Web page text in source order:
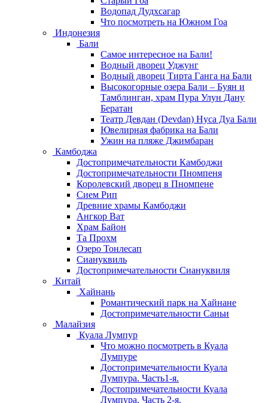
Водопад Дудхсагар
Что посмотреть на Южном Гоа
Индонезия
Бали
Самое интересное на Бали!
Водный дворец Уджунг
Водный дворец Тирта Ганга на Бали
Высокогорные озера Бали – Буян и
Тамблинган, храм Пура Улун Дану
Бератан
Театр Девдан (Devdan) Нуса Дуа Бали
Ювелирная фабрика на Бали
Ужин на пляже Джимбаран
Камбоджа
Достопримечательности Камбоджи
Достопримечательности Пномпеня
Королевский дворец в Пномпене
Сием Рип
Древние храмы Камбоджи
Ангкор Ват
Храм Байон
Та Прохм
Озеро Тонлесап
Сиануквиль
Достопримечательности Сиануквиля
Китай
Хайнань
Романтический парк на Хайнане
Достопримечательности Саньи
Малайзия
Куала Лумпур
Что можно посмотреть в Куала
Лумпуре
Достопримечательности Куала
Лумпура. Часть1-я.
Достопримечательности Куала
Лумпура. Часть 2-я.